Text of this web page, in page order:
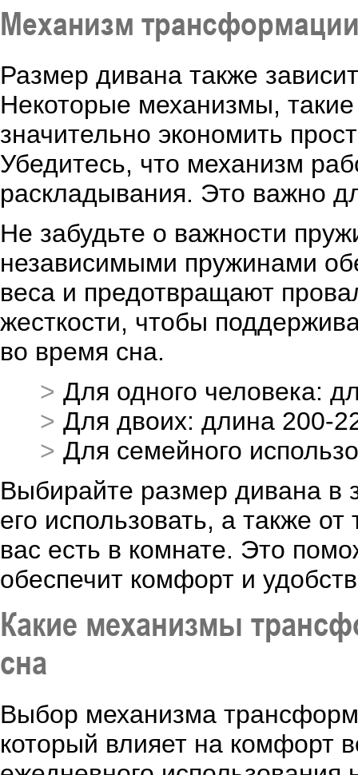
Механизм
Размер дивана также
Некоторые механизмы, такие
значительно экономить
Убедитесь, что механизм
раскладывания. Это важно
Не забудьте о важности
независимыми пружинами
веса и предотвращают
жесткости, чтобы
во время сна.
Для одного человека:
Для двоих: длина 200-
Для семейного
Выбирайте размер дивана в
его использовать, а также от
вас есть в комнате. Это
обеспечит комфорт и
Какие механизмы
сна
Выбор механизма
который влияет на комфорт